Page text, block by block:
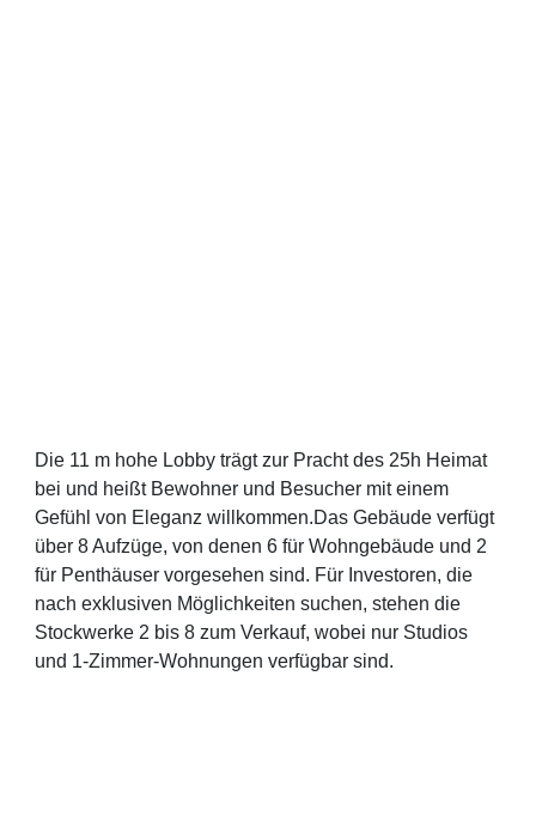
Die 11 m hohe Lobby trägt zur Pracht des 25h Heimat
bei und heißt Bewohner und Besucher mit einem
Gefühl von Eleganz willkommen.Das Gebäude verfügt
über 8 Aufzüge, von denen 6 für Wohngebäude und 2
für Penthäuser vorgesehen sind. Für Investoren, die
nach exklusiven Möglichkeiten suchen, stehen die
Stockwerke 2 bis 8 zum Verkauf, wobei nur Studios
und 1-Zimmer-Wohnungen verfügbar sind.